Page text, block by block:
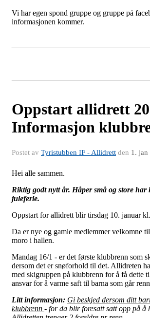
Vi har egen spond gruppe og gruppe på
informasjonen kommer.
Oppstart allidrett
Informasjon
Postet av Tyristubben IF - Allidrett den 1. jan
Hei alle sammen.
Riktig godt nytt år. Håper små og store har
juleferie.
Oppstart for allidrett blir tirsdag 10. januar
Da er nye og gamle medlemmer velkomne
moro i hallen.
Mandag 16/1 - er det første klubbrenn som
dersom det er snøforhold til det. Allidreten
med skigruppen på klubbrenn for å få dette
ansvar for å varme saft til barna som går
Litt informasjon: Gi beskjed dersom ditt
klubbrenn - for da blir foresatt satt opp på å